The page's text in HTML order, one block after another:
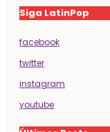
Siga LatinPop
facebook
twitter
instagram
youtube